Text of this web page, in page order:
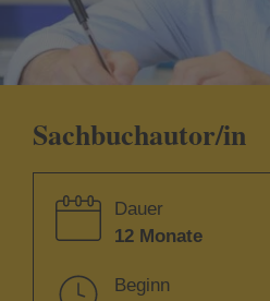
Sachbuchautor/in
Dauer
12 Monate
Beginn